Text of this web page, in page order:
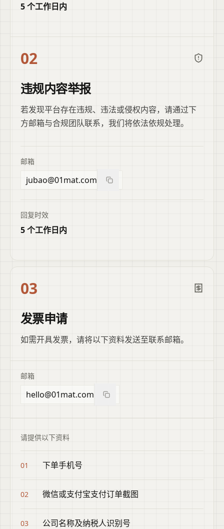
5 个工作日内
02
违规内容举报
若发现平台存在违规、违法或侵权内容，请通过下
方邮箱与合规团队联系，我们将依法依规处理。
邮箱
jubao@01mat.com 复制邮箱
回复时效
5 个工作日内
03
发票申请
如需开具发票，请将以下资料发送至联系邮箱。
邮箱
hello@01mat.com 复制邮箱
请提供以下资料
01 下单手机号
02 微信或支付宝支付订单截图
03 公司名称及纳税人识别号